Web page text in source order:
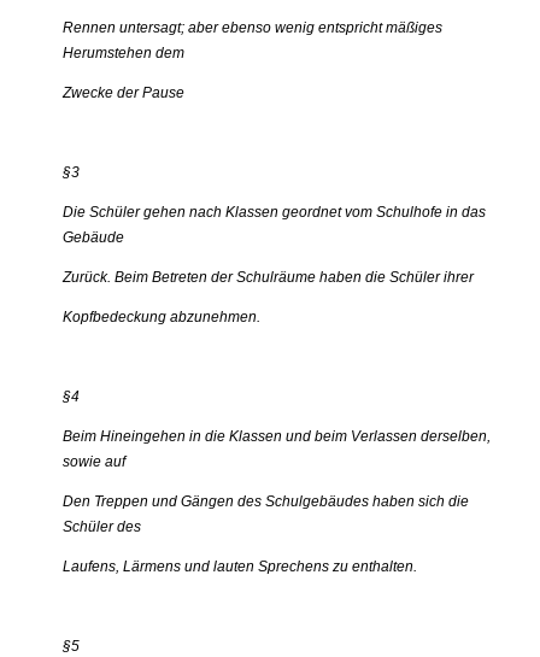
Rennen untersagt; aber ebenso wenig entspricht mäßiges
Herumstehen dem
Zwecke der Pause
§3
Die Schüler gehen nach Klassen geordnet vom Schulhofe in das
Gebäude
Zurück. Beim Betreten der Schulräume haben die Schüler ihrer
Kopfbedeckung abzunehmen.
§4
Beim Hineingehen in die Klassen und beim Verlassen derselben,
sowie auf
Den Treppen und Gängen des Schulgebäudes haben sich die
Schüler des
Laufens, Lärmens und lauten Sprechens zu enthalten.
§5